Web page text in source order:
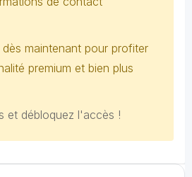
maintenant pour profiter
premium et bien plus
et débloquez l'accès !